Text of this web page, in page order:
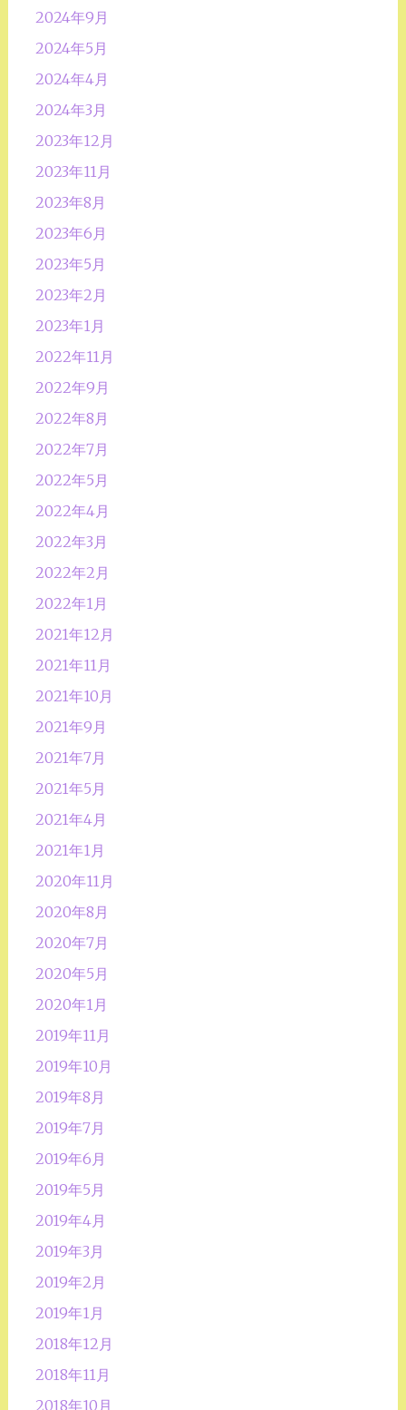
2024年9月
2024年5月
2024年4月
2024年3月
2023年12月
2023年11月
2023年8月
2023年6月
2023年5月
2023年2月
2023年1月
2022年11月
2022年9月
2022年8月
2022年7月
2022年5月
2022年4月
2022年3月
2022年2月
2022年1月
2021年12月
2021年11月
2021年10月
2021年9月
2021年7月
2021年5月
2021年4月
2021年1月
2020年11月
2020年8月
2020年7月
2020年5月
2020年1月
2019年11月
2019年10月
2019年8月
2019年7月
2019年6月
2019年5月
2019年4月
2019年3月
2019年2月
2019年1月
2018年12月
2018年11月
2018年10月